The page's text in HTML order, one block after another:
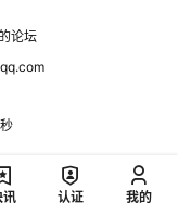
论坛
讯 认证 我的